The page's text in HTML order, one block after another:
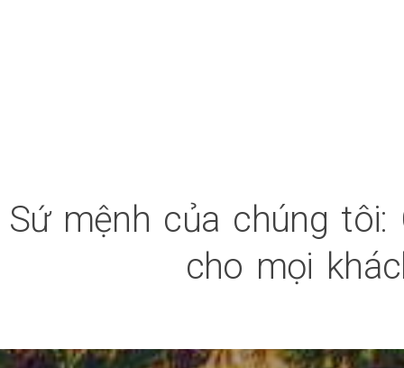
Sứ mệnh của chúng
cho mọi